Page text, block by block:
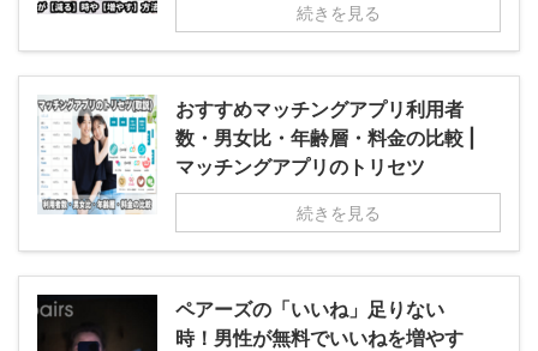
続きを見る
おすすめマッチングアプリ利用者
数・男女比・年齢層・料金の比較 |
マッチングアプリのトリセツ
続きを見る
ペアーズの「いいね」足りない
時！男性が無料でいいねを増やす